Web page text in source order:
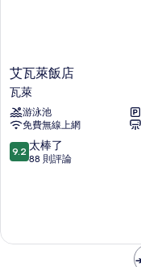
艾
瓦
萊
飯
店
瓦
萊
艾瓦萊飯店
瓦萊
游泳池
免費無線上網
9.2
分，
棒
9.2 太棒了
88 則評論